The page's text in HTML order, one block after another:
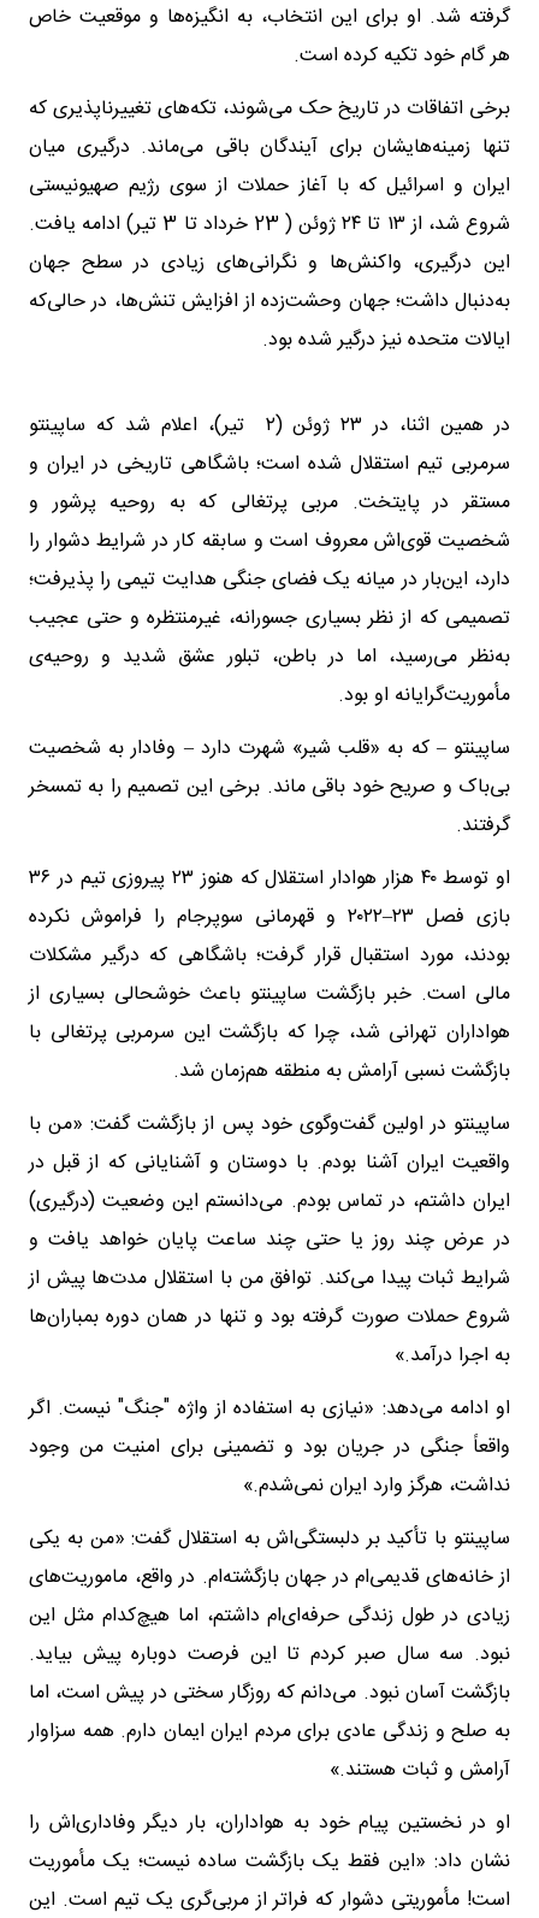
گرفته شد. او برای این انتخاب، به انگیزه‌ها و موقعیت خاص
هر گام خود تکیه کرده است.
برخی اتفاقات در تاریخ حک می‌شوند، تکه‌های تغییرناپذیری که
تنها زمینه‌هایشان برای آیندگان باقی می‌ماند. درگیری میان
ایران و اسرائیل که با آغاز حملات از سوی رژیم صهیونیستی
شروع شد، از ۱۳ تا ۲۴ ژوئن ( 23 خرداد تا 3 تیر) ادامه یافت.
این درگیری، واکنش‌ها و نگرانی‌های زیادی در سطح جهان
به‌دنبال داشت؛ جهان وحشت‌زده از افزایش تنش‌ها، در حالی‌که
ایالات متحده نیز درگیر شده بود.
در همین اثنا، در ۲۳ ژوئن (۲ تیر)، اعلام شد که ساپینتو
سرمربی تیم استقلال شده است؛ باشگاهی تاریخی در ایران و
مستقر در پایتخت. مربی پرتغالی که به روحیه پرشور و
شخصیت قوی‌اش معروف است و سابقه کار در شرایط دشوار را
دارد، این‌بار در میانه یک فضای جنگی هدایت تیمی را پذیرفت؛
تصمیمی که از نظر بسیاری جسورانه، غیرمنتظره و حتی عجیب
به‌نظر می‌رسید، اما در باطن، تبلور عشق شدید و روحیه‌ی
مأموریت‌گرایانه او بود.
ساپینتو – که به «قلب شیر» شهرت دارد – وفادار به شخصیت
بی‌باک و صریح خود باقی ماند. برخی این تصمیم را به تمسخر
گرفتند.
او توسط ۴۰ هزار هوادار استقلال که هنوز ۲۳ پیروزی تیم در ۳۶
بازی فصل ۲۳–۲۰۲۲ و قهرمانی سوپرجام را فراموش نکرده
بودند، مورد استقبال قرار گرفت؛ باشگاهی که درگیر مشکلات
مالی است. خبر بازگشت ساپینتو باعث خوشحالی بسیاری از
هواداران تهرانی شد، چرا که بازگشت این سرمربی پرتغالی با
بازگشت نسبی آرامش به منطقه هم‌زمان شد.
ساپینتو در اولین گفت‌وگوی خود پس از بازگشت گفت: «من با
واقعیت ایران آشنا بودم. با دوستان و آشنایانی که از قبل در
ایران داشتم، در تماس بودم. می‌دانستم این وضعیت (درگیری)
در عرض چند روز یا حتی چند ساعت پایان خواهد یافت و
شرایط ثبات پیدا می‌کند. توافق من با استقلال مدت‌ها پیش از
شروع حملات صورت گرفته بود و تنها در همان دوره بمباران‌ها
به اجرا درآمد.»
او ادامه می‌دهد: «نیازی به استفاده از واژه "جنگ" نیست. اگر
واقعاً جنگی در جریان بود و تضمینی برای امنیت من وجود
نداشت، هرگز وارد ایران نمی‌شدم.»
ساپینتو با تأکید بر دلبستگی‌اش به استقلال گفت: «من به یکی
از خانه‌های قدیمی‌ام در جهان بازگشته‌ام. در واقع، ماموریت‌های
زیادی در طول زندگی حرفه‌ای‌ام داشتم، اما هیچ‌کدام مثل این
نبود. سه سال صبر کردم تا این فرصت دوباره پیش بیاید.
بازگشت آسان نبود. می‌دانم که روزگار سختی در پیش است، اما
به صلح و زندگی عادی برای مردم ایران ایمان دارم. همه سزاوار
آرامش و ثبات هستند.»
او در نخستین پیام خود به هواداران، بار دیگر وفاداری‌اش را
نشان داد: «این فقط یک بازگشت ساده نیست؛ یک مأموریت
است! مأموریتی دشوار که فراتر از مربی‌گری یک تیم است. این